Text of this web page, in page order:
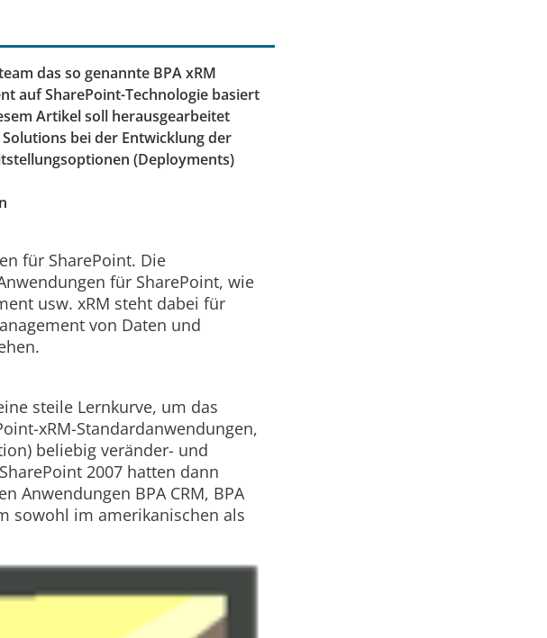
das so genannte BPA xRM
auf SharePoint-Technologie basiert
Artikel soll herausgearbeitet
bei der Entwicklung der
(Deployments)
für SharePoint. Die
für SharePoint, wie
usw. xRM steht dabei für
von Daten und
steile Lernkurve, um das
xRM-Standardanwendungen,
beliebig veränder- und
2007 hatten dann
Anwendungen BPA CRM, BPA
sowohl im amerikanischen als